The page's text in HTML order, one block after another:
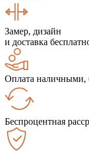
Замер, дизайн
и доставка
Оплата наличными,
Беспроцентная